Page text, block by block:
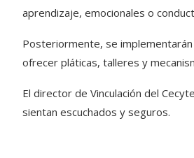
aprendizaje, emocionales o
Posteriormente, se
ofrecer pláticas, talleres y
El director de Vinculación del
sientan escuchados y seguros.